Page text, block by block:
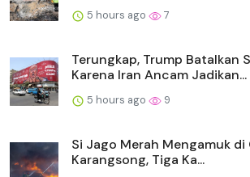
5 hours ago 7
Terungkap, Trump Batalkan
Karena Iran Ancam Jadikan...
5 hours ago 9
Si Jago Merah Mengamuk di
Karangsong, Tiga Ka...